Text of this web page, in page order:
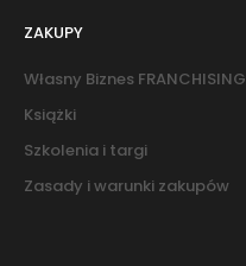
ZAKUPY
Własny Biznes FRANCHISING
Książki
Szkolenia i targi
Zasady i warunki zakupów